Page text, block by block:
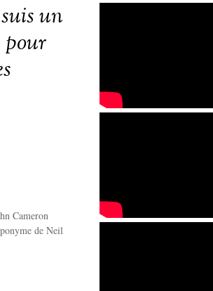
un
Cameron
de Neil